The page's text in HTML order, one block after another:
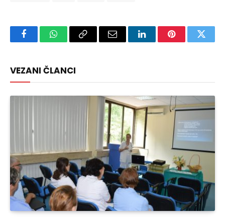
FacebookWhatsAppCopy
Email LinkedInPinterest
VEZANI ČLANCI